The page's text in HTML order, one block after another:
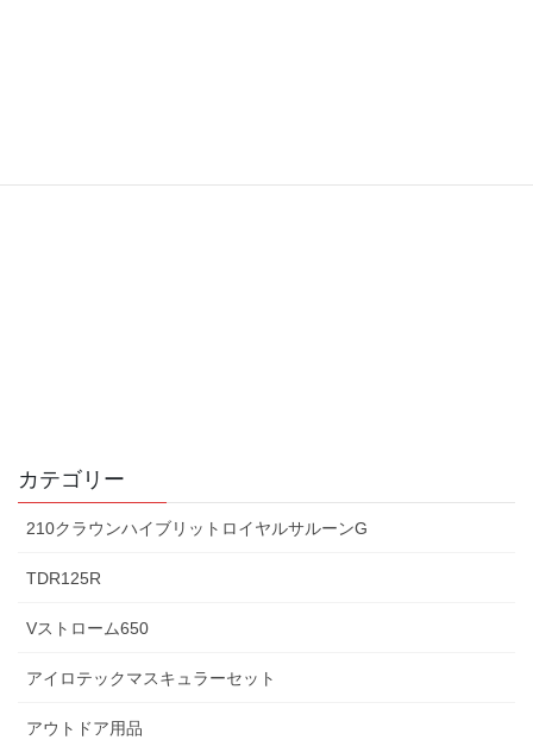
カテゴリー
210クラウンハイブリットロイヤルサルーンG
TDR125R
Vストローム650
アイロテックマスキュラーセット
アウトドア用品